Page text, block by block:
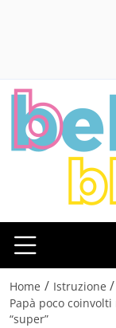
Home / Istruzione /
Papà poco
“super”